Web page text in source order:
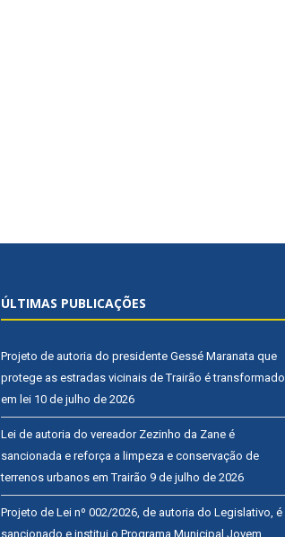
ÚLTIMAS PUBLICAÇÕES
Projeto de autoria do presidente Gessé Maranata que
protege as estradas vicinais de Trairão é transformado
em lei 10 de julho de 2026
Lei de autoria do vereador Zezinho da Zane é
sancionada e reforça a limpeza e conservação de
terrenos urbanos em Trairão 9 de julho de 2026
Projeto de Lei nº 002/2026, de autoria do Legislativo, é
sancionado e institui o Programa Municipal Jovem